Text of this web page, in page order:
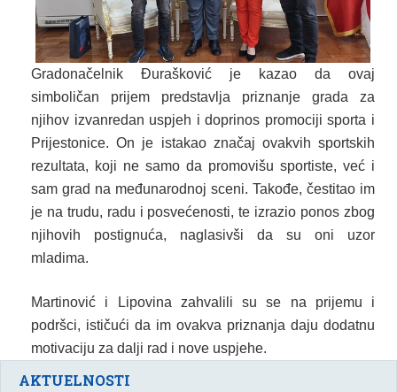
Gradonačelnik Đurašković je kazao da ovaj
simboličan prijem predstavlja priznanje grada za
njihov izvanredan uspjeh i doprinos promociji sporta i
Prijestonice. On je istakao značaj ovakvih sportskih
rezultata, koji ne samo da promovišu sportiste, već i
sam grad na međunarodnoj sceni. Takođe, čestitao im
je na trudu, radu i posvećenosti, te izrazio ponos zbog
njihovih postignuća, naglasivši da su oni uzor
mladima.
Martinović i Lipovina zahvalili su se na prijemu i
podršci, ističući da im ovakva priznanja daju dodatnu
motivaciju za dalji rad i nove uspjehe.
AKTUELNOSTI